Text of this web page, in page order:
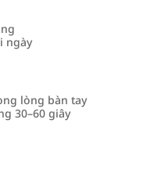
ngày
lòng bàn tay
30–60 giây